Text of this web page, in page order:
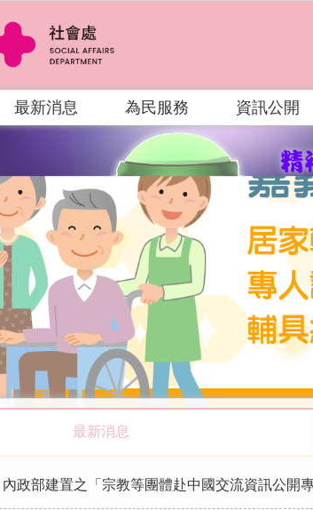
最新消息 為民服務 資訊公開
最新消息
內政部建置之「宗教等團體赴中國交流資訊公開